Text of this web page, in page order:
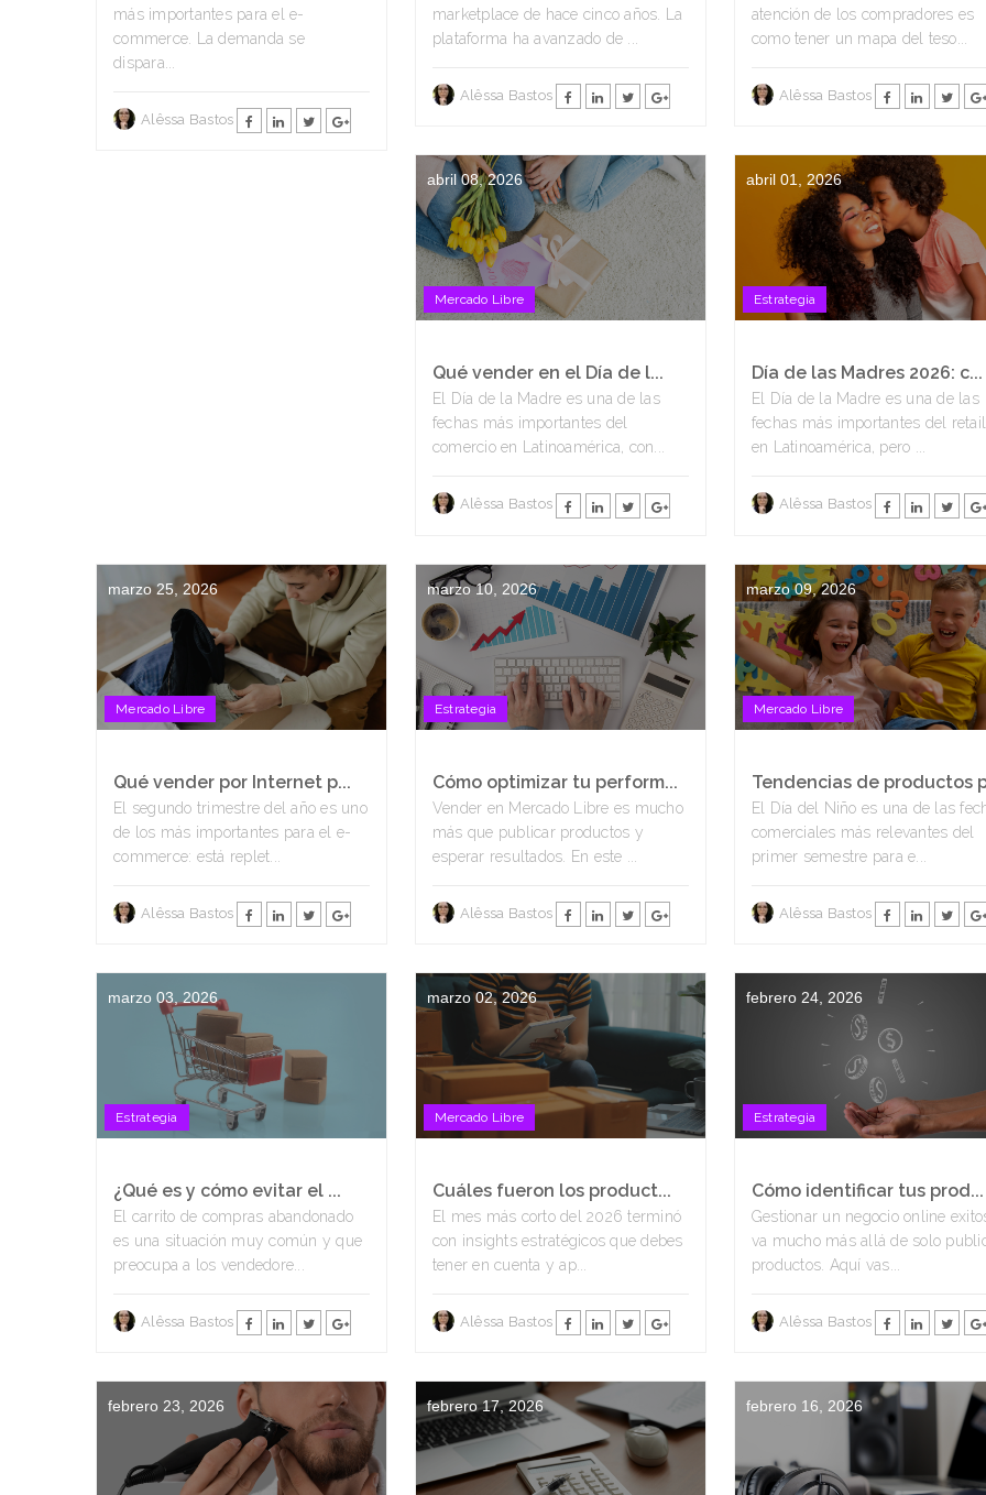
más importantes para el e-
commerce. La demanda se
dispara...
Alêssa Bastos
marketplace de hace cinco años. La
plataforma ha avanzado de ...
Alêssa Bastos
atención de los compradores es
como tener un mapa del teso...
Alêssa Bastos
abril 08, 2026
Mercado Libre
Qué vender en el Día de l...
El Día de la Madre es una de las
fechas más importantes del
comercio en Latinoamérica, con...
Alêssa Bastos
abril 01, 2026
Estrategia
Día de las Madres 2026: c...
El Día de la Madre es una de las
fechas más importantes del retail
en Latinoamérica, pero ...
Alêssa Bastos
marzo 25, 2026
Mercado Libre
Qué vender por Internet p...
El segundo trimestre del año es uno
de los más importantes para el e-
commerce: está replet...
Alêssa Bastos
marzo 10, 2026
Estrategia
Cómo optimizar tu perform...
Vender en Mercado Libre es mucho
más que publicar productos y
esperar resultados. En este ...
Alêssa Bastos
marzo 09, 2026
Mercado Libre
Tendencias de productos
El Día del Niño es una de las
comerciales más relevantes del
primer semestre para e...
Alêssa Bastos
marzo 03, 2026
Estrategia
¿Qué es y cómo evitar el ...
El carrito de compras abandonado
es una situación muy común y que
preocupa a los vendedore...
Alêssa Bastos
marzo 02, 2026
Mercado Libre
Cuáles fueron los product...
El mes más corto del 2026 terminó
con insights estratégicos que debes
tener en cuenta y ap...
Alêssa Bastos
febrero 24, 2026
Estrategia
Cómo identificar tus prod...
Gestionar un negocio online
va mucho más allá de solo
productos. Aquí vas...
Alêssa Bastos
febrero 23, 2026 febrero 17, 2026 febrero 16, 2026